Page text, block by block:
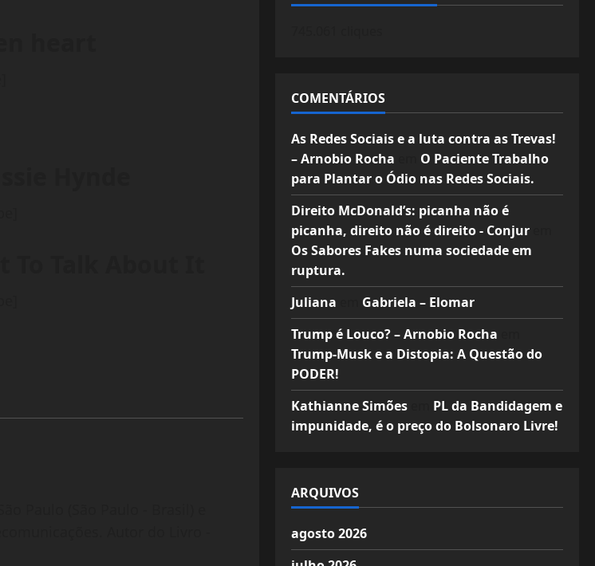
COMENTÁRIOS
As Redes Sociais e a luta contra as Trevas!
– Arnobio Rocha
O Paciente Trabalho
para Plantar o Ódio nas Redes Sociais.
Direito McDonald’s: picanha não é
picanha, direito não é direito - Conjurem
Os Sabores Fakes numa sociedade em
ruptura.
Juliana
Gabriela – Elomar
Trump é Louco? – Arnobio Rocha
Trump-Musk e a Distopia: A Questão do
PODER!
Kathianne Simõesem PL da Bandidagem e
impunidade, é o preço do Bolsonaro Livre!
ARQUIVOS
agosto 2026